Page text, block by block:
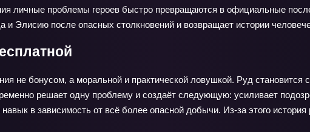
личные проблемы героев быстро превращаются в официальные
Элисию после опасных столкновений и возвращает истории
не бонусом, а моральной и практической ловушкой. Руд
решает одну проблему и создаёт следующую: усиливает
в зависимость от всё более опасной добычи. Из-за этого